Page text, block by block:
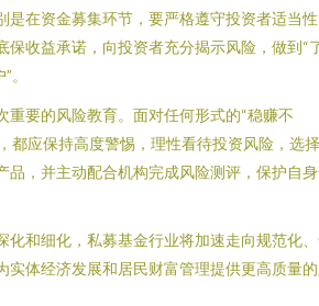
是在资金募集环节，要严格遵守投资者适当
保收益承诺，向投资者充分揭示风险，做到“
。
重要的风险教育。面对任何形式的“稳赚不
都应保持高度警惕，理性看待投资风险，选
品，并主动配合机构完成风险测评，保护自
化和细化，私募基金行业将加速走向规范化
实体经济发展和居民财富管理提供更高质量